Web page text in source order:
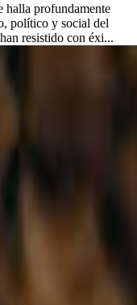
halla profundamente
político y social del
resistido con éxi...